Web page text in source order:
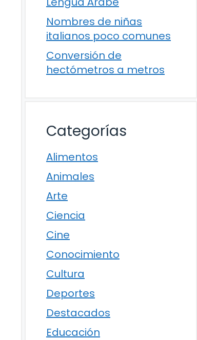
Nombres de niñas
italianos poco comunes
Conversión de
hectómetros a metros
Categorías
Alimentos
Animales
Arte
Ciencia
Cine
Conocimiento
Cultura
Deportes
Destacados
Educación